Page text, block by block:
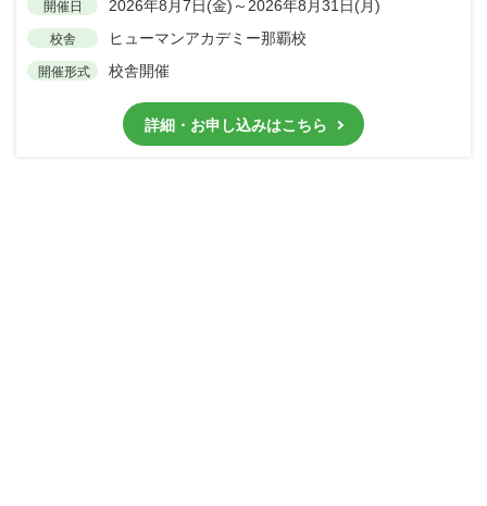
開催日 2026年8月7日(金)～2026年8月31日(月)
校舎 ヒューマンアカデミー那覇校
開催形式 校舎開催
詳細・お申し込みはこちら